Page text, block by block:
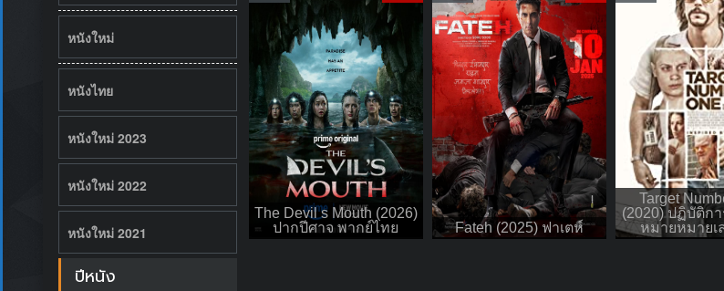
หนังใหม่
หนังไทย
หนังใหม่ 2023
หนังใหม่ 2022
หนังใหม่ 2021
ปีหนัง
The Devil s Mouth (2026)
ปากปีศาจ พากย์ไทย
Fateh (2025) ฟาเตห์
Target
(2020) ปฏิบัติกา
หมายหมายเ